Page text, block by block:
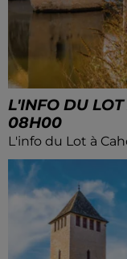
L'INFO DU
08H00
L'info du Lot à